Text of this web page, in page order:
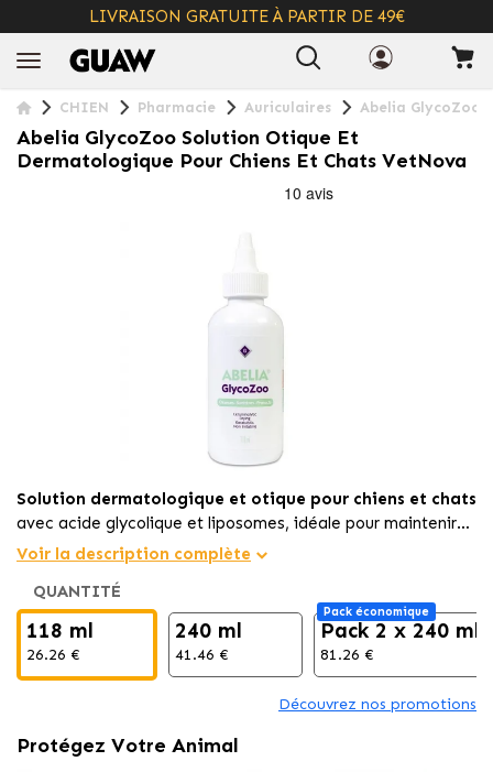
LIVRAISON GRATUITE À PARTIR DE 49€
CHIEN Pharmacie Auriculaires Abelia GlycoZoo
Abelia GlycoZoo Solution Otique Et
Dermatologique Pour Chiens Et Chats VetNova
Solution dermatologique et otique pour chiens et chats
avec acide glycolique et liposomes, idéale pour maintenir
l’équilibre de la peau et de l’oreille, prévenir les infections et
Voir la description complète
QUANTITÉ
118 ml
26.26 €
240 ml
41.46 €
Pack économique
Pack 2 x 240 ml
81.26 €
Découvrez nos promotions
Protégez Votre Animal